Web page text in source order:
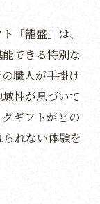
「籠盛」は、
できる特別な
職人が手掛け
性が息づいて
ギフトがどの
れない体験を